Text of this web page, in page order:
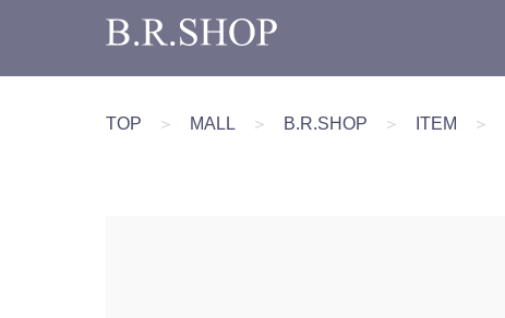
TOP ＞ MALL ＞ B.R.SHOP ＞ ITEM ＞